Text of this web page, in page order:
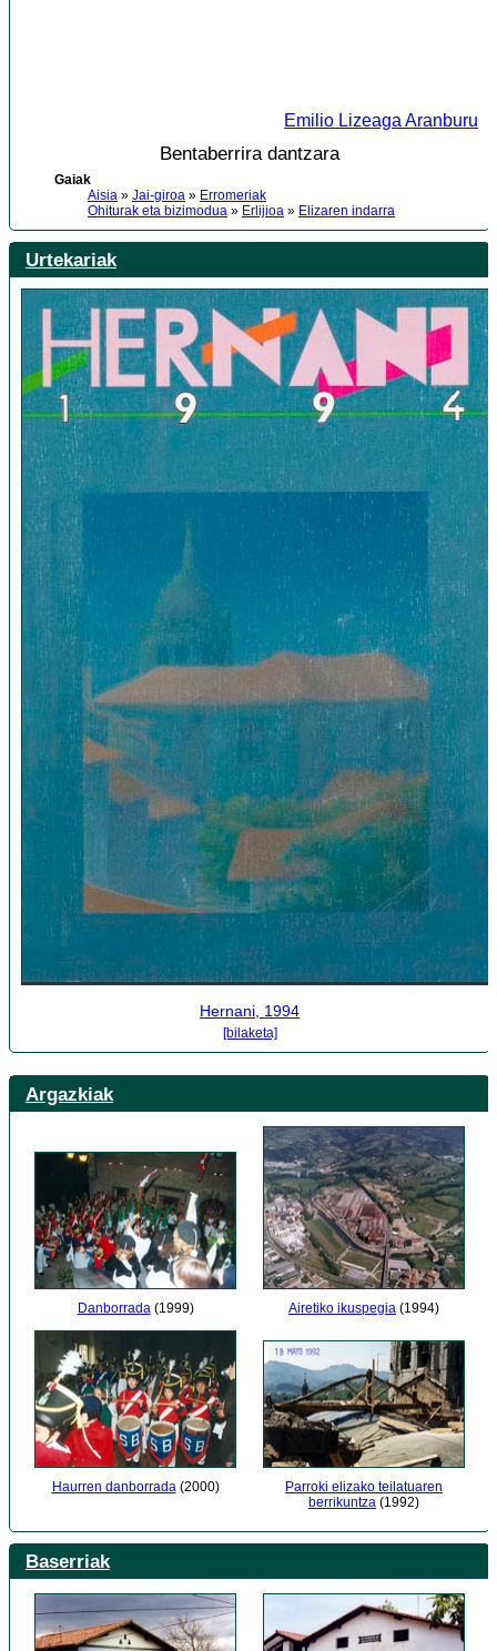
Emilio Lizeaga Aranburu
Bentaberrira dantzara
Gaiak
Aisia » Jai-giroa » Erromeriak
Ohiturak eta bizimodua » Erlijioa » Elizaren indarra
Urtekariak
Hernani, 1994
[bilaketa]
Argazkiak
Danborrada(1999) Airetiko ikuspegia (1994)
Haurren danborrada(2000)
Parroki elizako teilatuaren
berrikuntza (1992)
Baserriak